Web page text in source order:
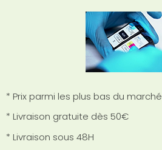
* Prix parmi les plus bas du marché
* Livraison gratuite dès 50€
* Livraison sous 48H